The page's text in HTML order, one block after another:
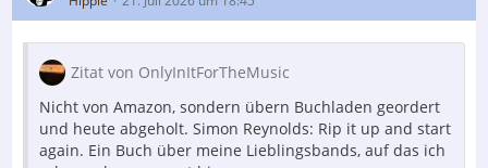
Zitat von OnlyInItForTheMusic
Nicht von Amazon, sondern übern Buchladen geordert
und heute abgeholt. Simon Reynolds: Rip it up and start
again. Ein Buch über meine Lieblingsbands, auf das ich